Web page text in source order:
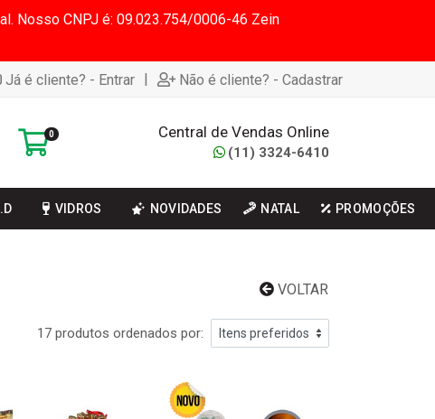
Nosso CNPJ é: 09.023.754/0006-46 Zein
Já é cliente? - Entrar | Não é cliente? - Cadastrar
0 Central de Vendas Online
(11) 3324-6410
VIDROS NOVIDADES NATAL PROMOÇÕES
VOLTAR
17 produtos ordenados por: